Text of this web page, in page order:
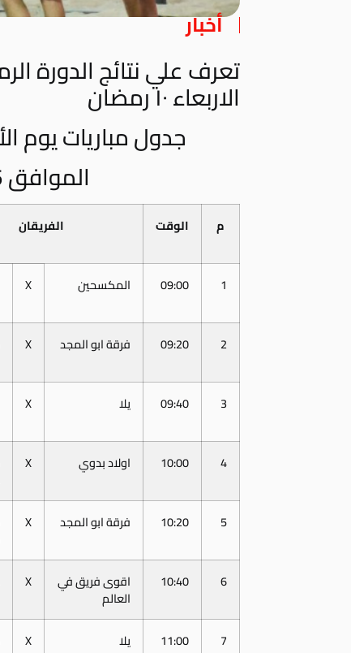
أخبار
تعرف علي نتائج الدورة
الاربعاء ١٠ رمضان
جدول مباريات يوم الأربعاء 10
الموافق 15 يونيو 2016
م الوقت الفريقان
1
09:00 المكسحين X
2
09:20 فرقة ابو المجد X
3
09:40 يلا X
4
10:00 اولاد بدوي X
5
10:20 فرقة ابو المجد X
6
10:40 اقوى فريق في
العالم
X
7
11:00 يلا X